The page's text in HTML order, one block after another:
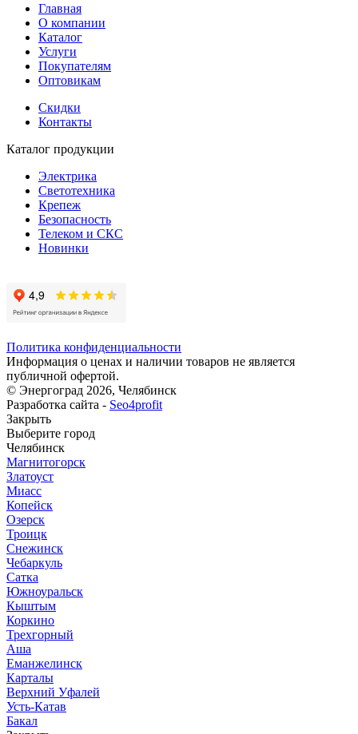
Главная
О компании
Каталог
Услуги
Покупателям
Оптовикам
Скидки
Контакты
Каталог продукции
Электрика
Светотехника
Крепеж
Безопасность
Телеком и СКС
Новинки
Политика конфиденциальности
Информация о ценах и наличии товаров не является
публичной офертой.
© Энергоград 2026, Челябинск
Разработка сайта - Seo4profit
Закрыть
Выберите город
Челябинск
Магнитогорск
Златоуст
Миасс
Копейск
Озерск
Троицк
Снежинск
Чебаркуль
Сатка
Южноуральск
Кыштым
Коркино
Трехгорный
Аша
Еманжелинск
Карталы
Верхний Уфалей
Усть-Катав
Бакал